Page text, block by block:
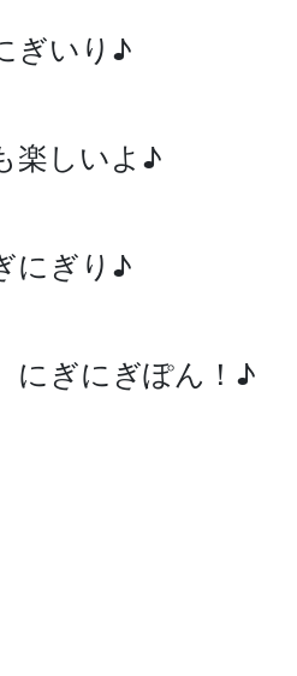
ぎいり♪
楽しいよ♪
にぎり♪
にぎにぎぽん！♪